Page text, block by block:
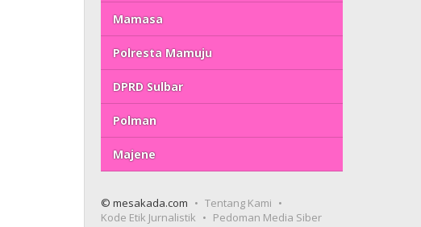
Mamasa
Polresta Mamuju
DPRD Sulbar
Polman
Majene
© mesakada.com
Tentang Kami
Kode Etik Jurnalistik
Pedoman Media Siber